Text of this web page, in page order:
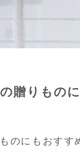
贈りもの
のにもおすす